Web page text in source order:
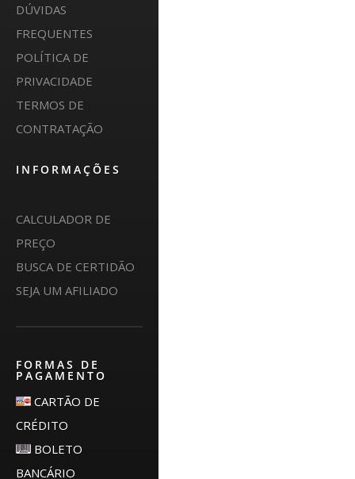
DÚVIDAS
FREQUENTES
POLÍTICA DE
PRIVACIDADE
TERMOS DE
CONTRATAÇÃO
INFORMAÇÕES
CALCULADOR DE
PREÇO
BUSCA DE CERTIDÃO
SEJA UM AFILIADO
FORMAS DE
PAGAMENTO
CARTÃO DE
CRÉDITO
BOLETO
BANCÁRIO